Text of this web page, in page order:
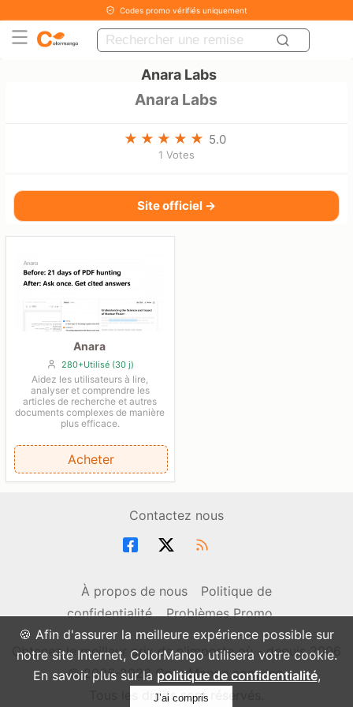
🍪 Afin d'assurer la meilleure expérience possible sur
notre site Internet, ColorMango utilisera votre cookie.
En savoir plus sur la politique de confidentialité,
J’ai compris
Codes promo vérifiés uniquement
Anara Labs
Anara Labs
5.0
1 Votes
Site officiel →
Anara
280+Utilisé (30 j)
Aidez les utilisateurs à lire,
analyser et comprendre les
articles de recherche et autres
documents complexes de manière
plus efficace.
Acheter
Contactez nous
À propos de nous
Politique de
confidentialité
Problèmes Promo
Obtenez le meilleur prix de n'importe où - depuis 2006
© 2006-2026 ColorMango.com, Inc.
Tous les droits sont réservés.